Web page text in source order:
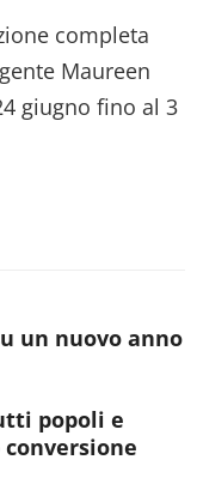
completa
Maureen
giugno fino al 3
un nuovo anno
popoli e